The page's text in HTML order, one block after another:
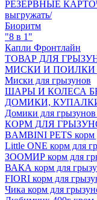
РЕЗЕРВНЫЕ
выгружать/
Биоритм
"8 в 1"
Капли Фронтлайн
ТОВАР ДЛЯ
МИСКИ И ПОИЛКИ
Миски для грызунов
ШАРЫ И КОЛЕСА
ДОМИКИ,
Домики для
КОРМ ДЛЯ
BAMBINI PETS корм
Little ONE корм для
ЗООМИР корм для
ВАКА корм для
FIORI корм для
Чика корм для